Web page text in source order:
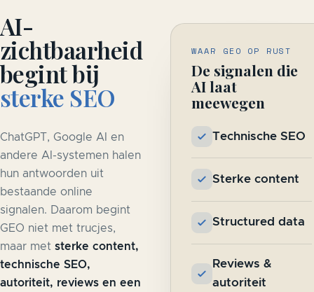
AI-
zichtbaarheid
begint bij
sterke SEO
ChatGPT, Google AI en
andere AI-systemen halen
hun antwoorden uit
bestaande online
signalen. Daarom begint
GEO niet met trucjes,
maar met sterke content,
technische SEO,
autoriteit, reviews en een
WAAR GEO OP RUST
De signalen die
AI laat
meewegen
Technische SEO
Sterke content
Structured data
Reviews &
autoriteit